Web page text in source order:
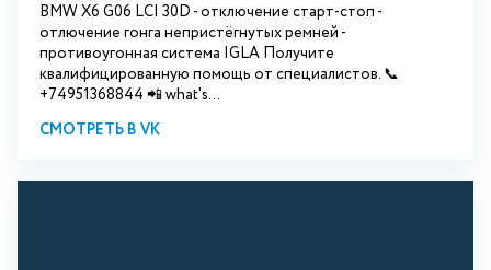
BMW X6 G06 LCI 30D - отключение старт-стоп -
отлючение гонга непристёгнутых ремней -
противоугонная система IGLA Получите
квалифицированную помощь от специалистов. 📞
+74951368844 📲 what's...
СМОТРЕТЬ В VK